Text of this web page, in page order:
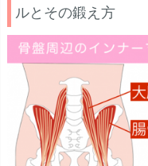
ルとその鍛え方